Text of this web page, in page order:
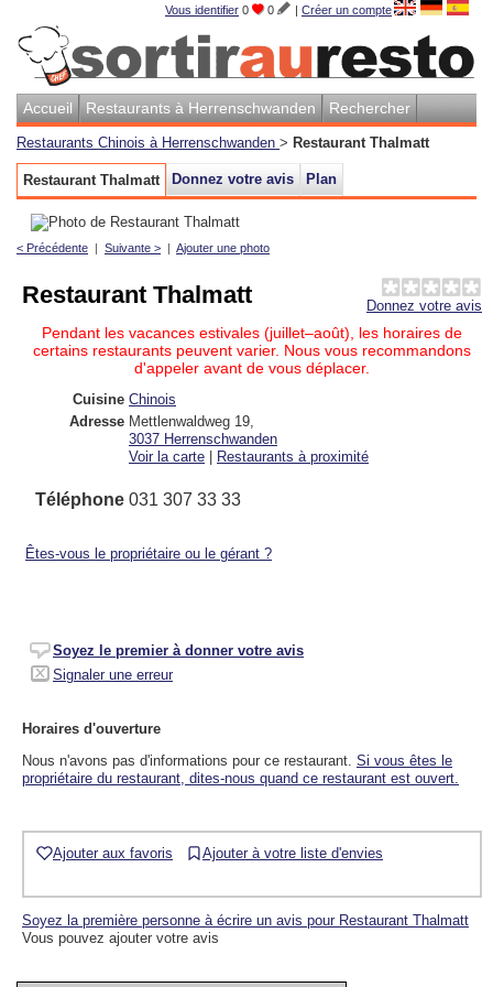
Vous identifier 0 0 | Créer un compte
Accueil Restaurants à Herrenschwanden Rechercher
Restaurants Chinois à Herrenschwanden > Restaurant Thalmatt
Restaurant Thalmatt Donnez votre avis Plan
< Précédente | Suivante > | Ajouter une photo
Donnez votre avis
Restaurant Thalmatt
Pendant les vacances estivales (juillet–août), les horaires de
certains restaurants peuvent varier. Nous vous recommandons
d'appeler avant de vous déplacer.
Cuisine Chinois
Adresse Mettlenwaldweg 19
3037 Herrenschwanden
Voir la carte
Restaurants à proximité
Téléphone 031 307 33 33
Êtes-vous le propriétaire ou le gérant ?
Soyez le premier à donner votre avis
Signaler une erreur
Horaires d'ouverture
Nous n'avons pas d'informations pour ce restaurant. Si vous êtes le
propriétaire du restaurant, dites-nous quand ce restaurant est ouvert.
Ajouter aux favoris Ajouter à votre liste d'envies
Soyez la première personne à écrire un avis pour Restaurant Thalmatt
Vous pouvez ajouter votre avis